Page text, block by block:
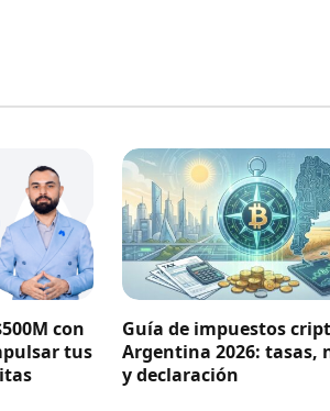
con
tus
Guía de impuestos
Argentina 2026: tasas,
y declaración